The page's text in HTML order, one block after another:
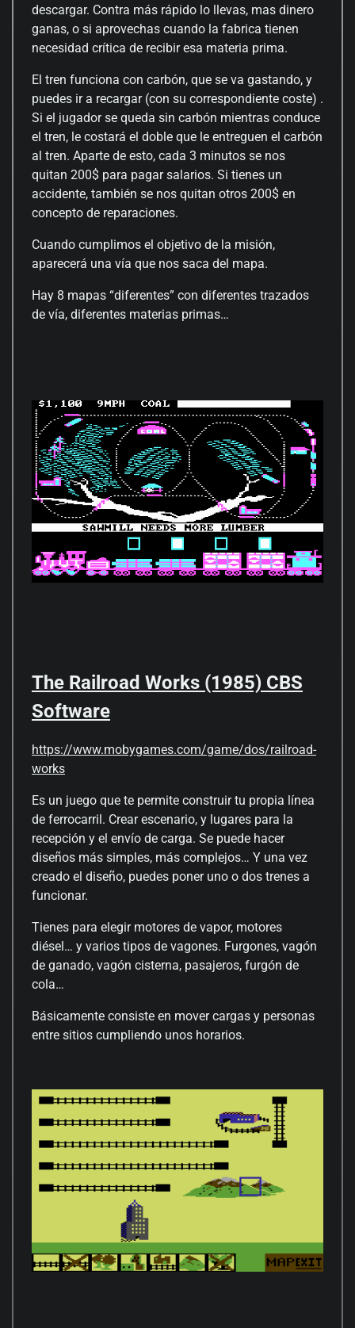
descargar. Contra más rápido lo llevas, mas dinero
ganas, o si aprovechas cuando la fabrica tienen
necesidad crítica de recibir esa materia prima.
El tren funciona con carbón, que se va gastando, y
puedes ir a recargar (con su correspondiente coste) .
Si el jugador se queda sin carbón mientras conduce
el tren, le costará el doble que le entreguen el carbón
al tren. Aparte de esto, cada 3 minutos se nos
quitan 200$ para pagar salarios. Si tienes un
accidente, también se nos quitan otros 200$ en
concepto de reparaciones.
Cuando cumplimos el objetivo de la misión,
aparecerá una vía que nos saca del mapa.
Hay 8 mapas “diferentes” con diferentes trazados
de vía, diferentes materias primas…
The Railroad Works (1985) CBS
Software
https://www.mobygames.com/game/dos/railroad-
works
Es un juego que te permite construir tu propia línea
de ferrocarril. Crear escenario, y lugares para la
recepción y el envío de carga. Se puede hacer
diseños más simples, más complejos… Y una vez
creado el diseño, puedes poner uno o dos trenes a
funcionar.
Tienes para elegir motores de vapor, motores
diésel… y varios tipos de vagones. Furgones, vagón
de ganado, vagón cisterna, pasajeros, furgón de
cola…
Básicamente consiste en mover cargas y personas
entre sitios cumpliendo unos horarios.